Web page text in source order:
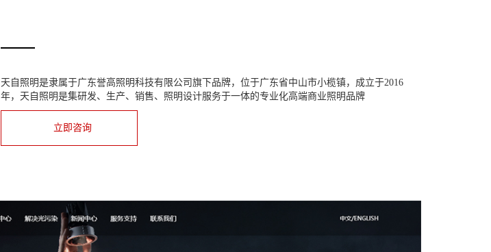
天自照明是隶属于广东誉高照明科技有限公司旗下品牌，位于广东省中山市小榄镇，成立于2016
年，天自照明是集研发、生产、销售、照明设计服务于一体的专业化高端商业照明品牌
立即咨询